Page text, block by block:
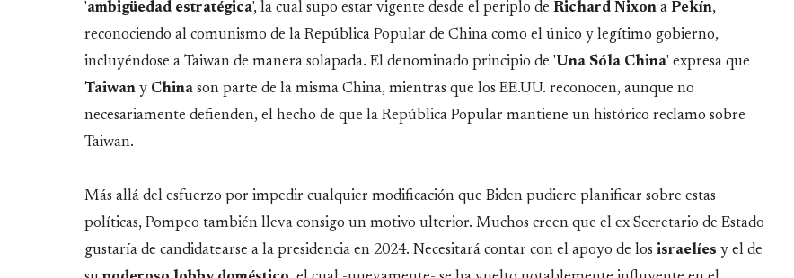
'ambigüedad estratégica', la cual supo estar vigente desde el periplo de Richard Nixon a Pekín,
reconociendo al comunismo de la República Popular de China como el único y legítimo gobierno,
incluyéndose a Taiwan de manera solapada. El denominado principio de 'Una Sóla China' expresa que
Taiwan y China son parte de la misma China, mientras que los EE.UU. reconocen, aunque no
necesariamente defienden, el hecho de que la República Popular mantiene un histórico reclamo sobre
Taiwan.
Más allá del esfuerzo por impedir cualquier modificación que Biden pudiere planificar sobre estas
políticas, Pompeo también lleva consigo un motivo ulterior. Muchos creen que el ex Secretario de Estado
gustaría de candidatearse a la presidencia en 2024. Necesitará contar con el apoyo de los israelíes y el de